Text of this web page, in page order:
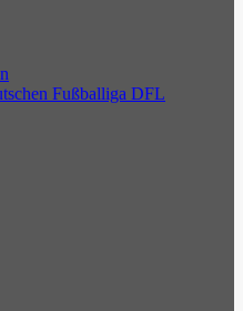
Fußballiga DFL